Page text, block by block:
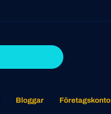
Bloggar Företagskonto